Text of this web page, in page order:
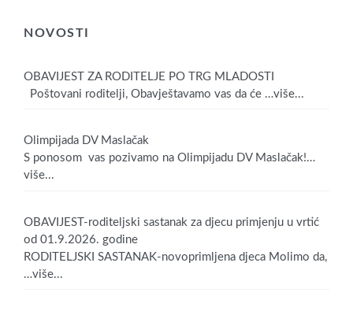
NOVOSTI
OBAVIJEST ZA RODITELJE PO TRG MLADOSTI
Poštovani roditelji, Obavještavamo vas da će …više...
Olimpijada DV Maslačak
S ponosom vas pozivamo na Olimpijadu DV Maslačak!…
više...
OBAVIJEST-roditeljski sastanak za djecu primjenju u vrtić
od 01.9.2026. godine
RODITELJSKI SASTANAK-novoprimljena djeca Molimo da,
…više...